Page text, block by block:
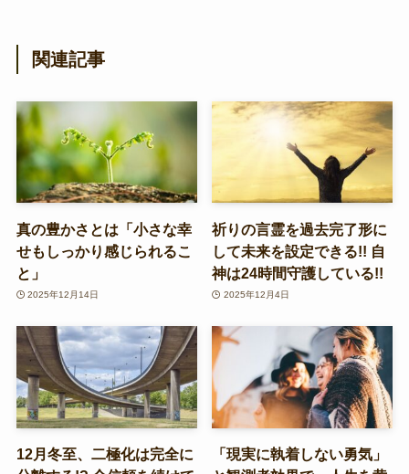
関連記事
真の豊かさとは「小さな幸
せもしっかり感じられるこ
と」
2025年12月14日
祈りの言霊を過去完了形に
して未来を設定できる!! 自
神は24時間守護している!!
2025年12月4日
12月冬至、二極化は完全に
「現実に執着しない勇気」